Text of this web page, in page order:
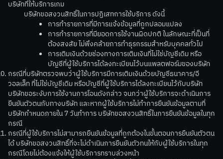
บริษัทที่ให้บริการเกม
บริษัทขอสงวนสิทธิ์ในการปฏิเสทการใช้บริการ ดังนี้
การทำรายการที่มีการแจ้งข้อมูลที่ถูกปลอมแปลง
การทำรายการที่มียอดการใช้งานผิดปกติ ในลักษณะที่เป็นที่
ต้องสงสัย ไม่พึงคล้ายการทำธุรกรรมสำหรับบุคคลทั่วไป
การเติมเงินด้วยช่องทางการเติมเงินที่ไม่ใช่บัญชีเดิม หรือ
บัญชีที่ผู้ใช้บริการได้ลงทะเบียนไว้บนแพลตฟอร์มของบริษัท
กรณีที่บริษัทตรวจพบว่าผู้ใช้บริการมีการเติมเงินด้วยบัญชีธนาคาร/อี
วอลเล็ท ที่ไม่ใช่บัญชีเดิม หรือบัญชีที่ผู้ใช้บริการได้ลงทะเบียนไว้กับบริษัท
บริษัทขอระงับการใช้งานการโอนดังกล่าว จนกว่าผู้ใช้บริการจะดำเนินการ
ยืนยันตัวตนกับทางบริษัท และหากผู้ใช้บริการไม่ทำการยืนยันข้อมูลตามที่
บริษัทกำหนดภายใน 7 วันทำการ บริษัทขอสงวนสิทธิ์ในการยืนยันข้อมูลในทุก
กรณี
กรณีที่ผู้ใช้บริการไม่สามารถยืนยันข้อมูลที่ถูกต้องในขั้นตอนการยืนยันตัวตน
ได้ บริษัทขอสงวนสิทธิ์ที่จะไม่ดำเนินการยืนยันตัวทนให้กับผู้ใช้บริการในทุก
กรณีโดยไม่ต้องแจ้งให้ผู้ใช้บริการทราบล่วงหน้า